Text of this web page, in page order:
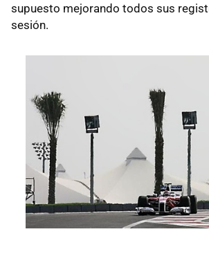
supuesto mejorando todos sus
sesión.